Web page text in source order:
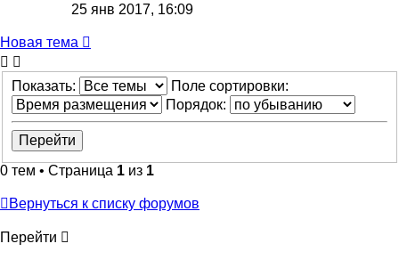
25 янв 2017, 16:09
Новая тема
Показать:
Поле сортировки:
Порядок:
0 тем • Страница 1 из 1
Вернуться к списку форумов
Перейти